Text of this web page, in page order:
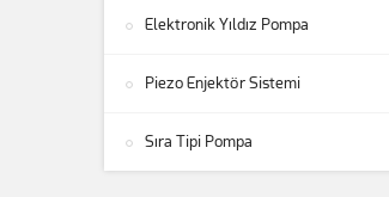
Elektronik Yıldız Pompa
Piezo Enjektör Sistemi
Sıra Tipi Pompa